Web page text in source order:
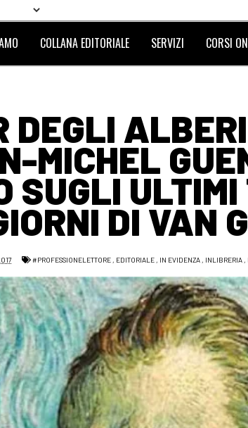
COLLANA EDITORIALE SERVIZI CORSI
DEGLI
MICHEL
SUGLI
DI VAN
#PROFESSIONELETTORE, EDITORIALE, IN EVIDENZA, INLIBRERIA,